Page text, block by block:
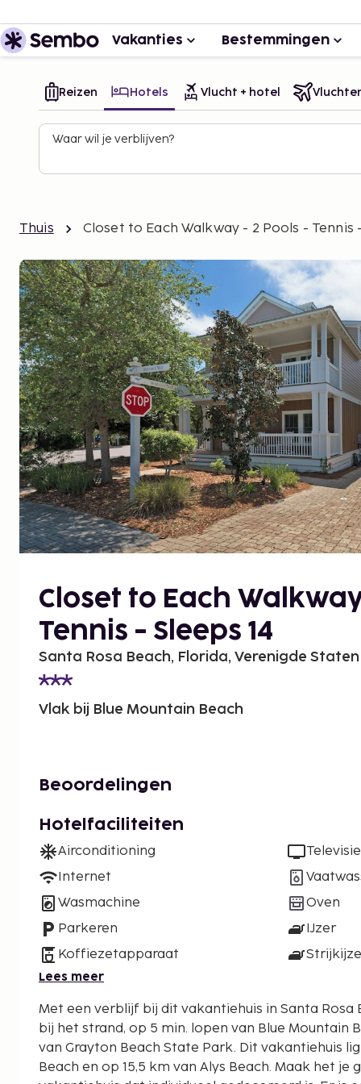
Vakanties Bestemmingen
Reizen Hotels Vlucht + hotel
Waar wil je verblijven?
Thuis Closet to Each Walkway - 2 Pools - Tennis
Closet to Each
Tennis - Sleeps 14
Santa Rosa Beach, Florida, Verenigde Staten
Vlak bij Blue Mountain Beach
Beoordelingen
Hotelfaciliteiten
Airconditioning
Internet
Wasmachine
Parkeren
Koffiezetapparaat
Televisie
Oven
IJzer
Lees meer
Met een verblijf bij dit vakantiehuis in Santa Rosa
bij het strand, op 5 min. lopen van Blue Mountain
van Grayton Beach State Park. Dit vakantiehuis ligt op 5,3 km van Seaside
Beach en op 15,5 km van Alys Beach. Maak het je